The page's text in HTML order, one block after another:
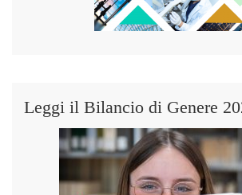
Leggi il Bilancio di Genere